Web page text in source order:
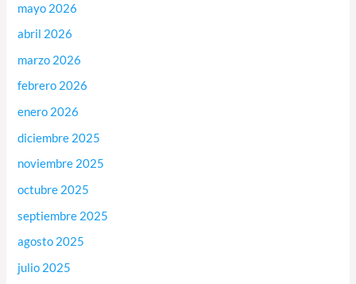
mayo 2026
abril 2026
marzo 2026
febrero 2026
enero 2026
diciembre 2025
noviembre 2025
octubre 2025
septiembre 2025
agosto 2025
julio 2025